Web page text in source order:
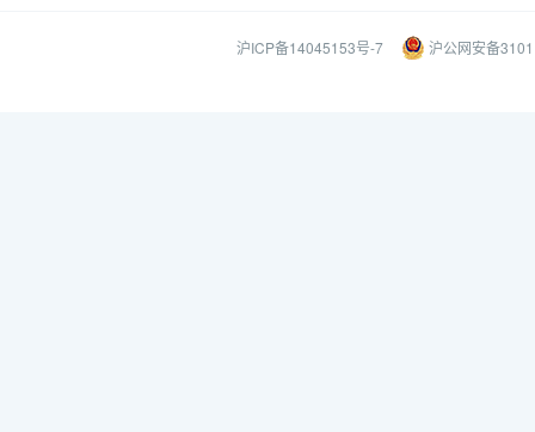
沪ICP备14045153号-7 沪公网安备